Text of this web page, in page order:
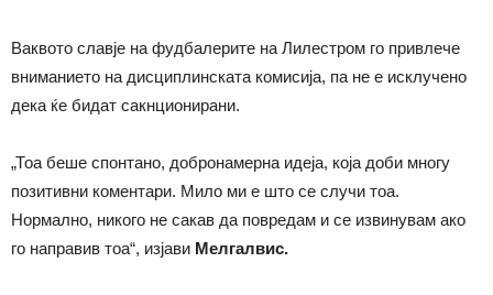
Ваквото славје на фудбалерите на Лилестром го привлече
вниманието на дисциплинската комисија, па не е исклучено
дека ќе бидат сакнционирани.
„Тоа беше спонтано, добронамерна идеја, која доби многу
позитивни коментари. Мило ми е што се случи тоа.
Нормално, никого не сакав да повредам и се извинувам ако
го направив тоа“, изјави Мелгалвис.